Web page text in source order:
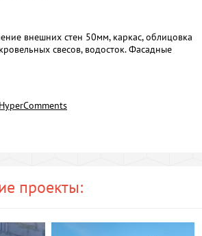
внешних стен 50мм, каркас, облицовка
свесов, водосток. Фасадные
проекты: